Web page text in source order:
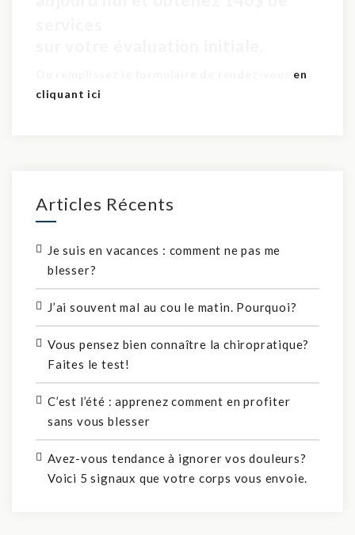
en
cliquant ici
Articles Récents
Je suis en vacances : comment ne pas me
blesser?
J’ai souvent mal au cou le matin. Pourquoi?
Vous pensez bien connaître la chiropratique?
Faites le test!
C’est l’été : apprenez comment en profiter
sans vous blesser
Avez-vous tendance à ignorer vos douleurs?
Voici 5 signaux que votre corps vous envoie.